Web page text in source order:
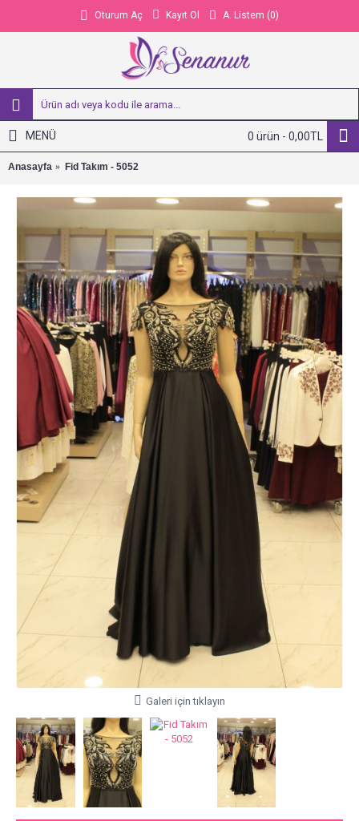
Oturum Aç Kayıt Ol A. Listem (0)
0 ürün - 0,00TL
MENÜ
Anasayfa Fid Takım - 5052
Galeri için tıklayın